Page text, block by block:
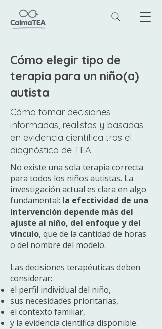
Cómo elegir tipo de
terapia para un niño(a)
autista
Cómo tomar decisiones
informadas, realistas y basadas
en evidencia científica tras el
diagnóstico de TEA.
No existe una sola terapia correcta
para todos los niños autistas. La
investigación actual es clara en algo
fundamental: la efectividad de una
intervención depende más del
ajuste al niño, del enfoque y del
vínculo, que de la cantidad de horas
o del nombre del modelo.
Las decisiones terapéuticas deben
considerar:
el perfil individual del niño,
sus necesidades prioritarias,
el contexto familiar,
y la evidencia científica disponible.